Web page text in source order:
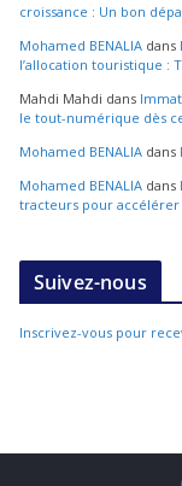
croissance : Un bon
Mohamed BENALIA dans
l’allocation touristique :
Mahdi Mahdi dans
le tout-numérique dès
Mohamed BENALIA dans
Mohamed BENALIA dans
tracteurs pour
Suivez-nous
Inscrivez-vous pour